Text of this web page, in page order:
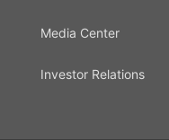
Media Center
Investor Relations